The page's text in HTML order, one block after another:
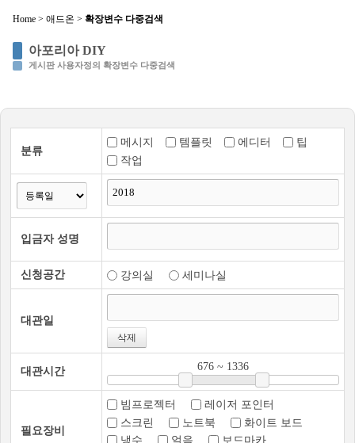
Home > 애드온 > 확장변수 다중검색
아포리아 DIY
게시판 사용자정의 확장변수 다중검색
분류
메시지 템플릿 에디터
팁
작업
입금자 성명
신청공간 강의실 세미나실
대관일
대관시간 676 ~ 1336
필요장비
빔프로젝터
레이저 포인터
스크린
노트북
화이트 보드
냉수
얼음
보드마카
Sketchbook5, 스케치북5
Sketchbook5, 스케치북5